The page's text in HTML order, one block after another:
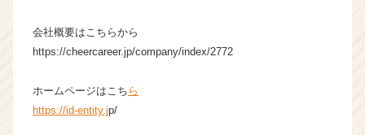
会社概要はこちらから
https://cheercareer.jp/company/index/2772
ホームページはこち ら
https://id-entity.jp/